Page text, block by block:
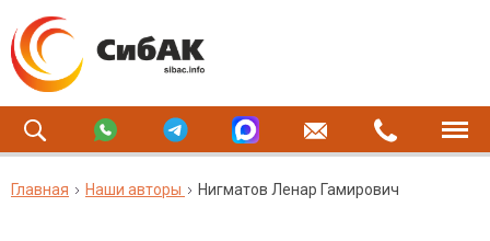
Главная Наши авторы Нигматов Ленар Гамирович